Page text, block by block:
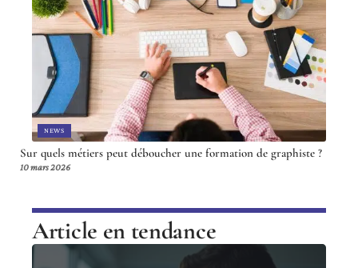
NEWS
Sur quels métiers peut déboucher une formation de graphiste ?
10 mars 2026
Article en tendance